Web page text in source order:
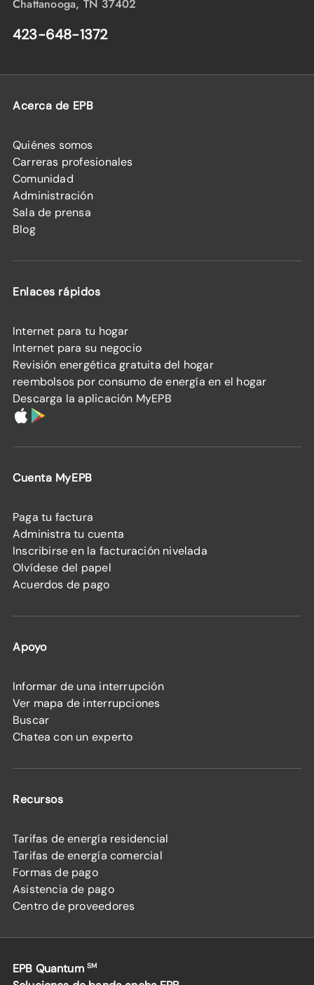
Chattanooga, TN 37402
423-648-1372
Acerca de EPB
Quiénes somos
Carreras profesionales
Comunidad
Administración
Sala de prensa
Blog
Enlaces rápidos
Internet para tu hogar
Internet para su negocio
Revisión energética gratuita del hogar
reembolsos por consumo de energía en el hogar
Descarga la aplicación MyEPB
Cuenta MyEPB
Paga tu factura
Administra tu cuenta
Inscribirse en la facturación nivelada
Olvídese del papel
Acuerdos de pago
Apoyo
Informar de una interrupción
Ver mapa de interrupciones
Buscar
Chatea con un experto
Recursos
Tarifas de energía residencial
Tarifas de energía comercial
Formas de pago
Asistencia de pago
Centro de proveedores
EPB Quantum SM